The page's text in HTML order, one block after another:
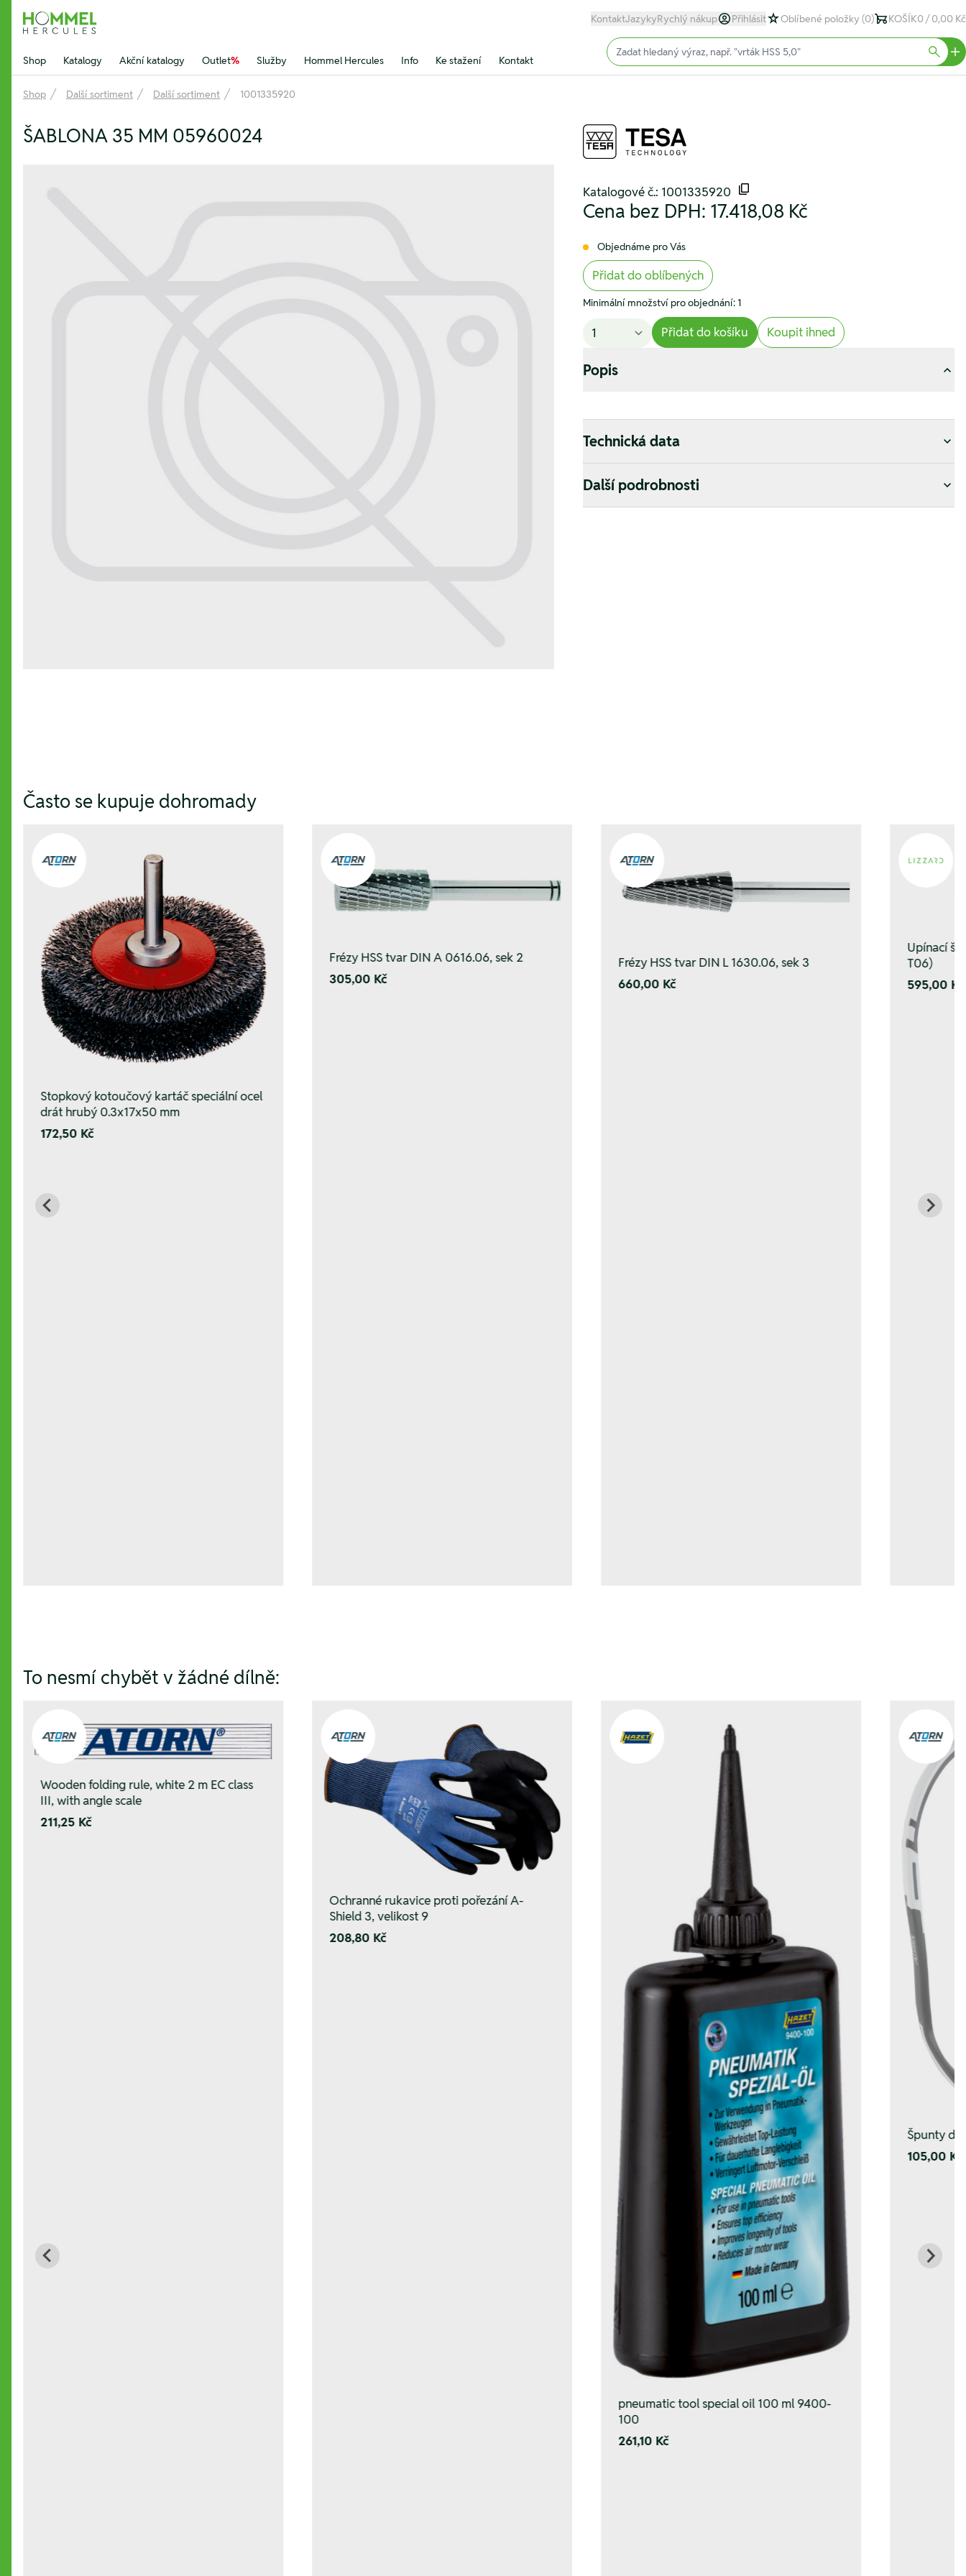
Hommel Hercules
KontaktJazykyRychlý nákup Přihlásit Oblíbené položky (0) KOŠÍK0 / 0,00 Kč
Shop Katalogy Akční katalogy Outlet% Služby Hommel Hercules Info Ke stažení Kontakt
Input (text)
Shop Další sortiment Další sortiment 1001335920
ŠABLONA 35 MM 05960024
Katalogové č.: 1001335920
Cena bez DPH: 17.418,08 Kč
Objednáme pro Vás
Přidat do oblíbených
Minimální množství pro objednání: 1
Přidat do košíku Koupit ihned
Popis
Technická data
Další podrobnosti
Často se kupuje dohromady
Stopkový kotoučový kartáč speciální ocel
drát hrubý 0.3x17x50 mm
172,50 Kč
Frézy HSS tvar DIN A 0616.06, sek 2
305,00 Kč
Frézy HSS tvar DIN L 1630.06, sek 3
660,00 Kč
Upínací
T06)
595,00 Kč
To nesmí chybět v žádné dílně:
Wooden folding rule, white 2 m EC class
III, with angle scale
211,25 Kč
Ochranné rukavice proti pořezání A-
Shield 3, velikost 9
208,80 Kč
pneumatic tool special oil 100 ml 9400-
100
261,10 Kč
Špunty do
105,00 Kč